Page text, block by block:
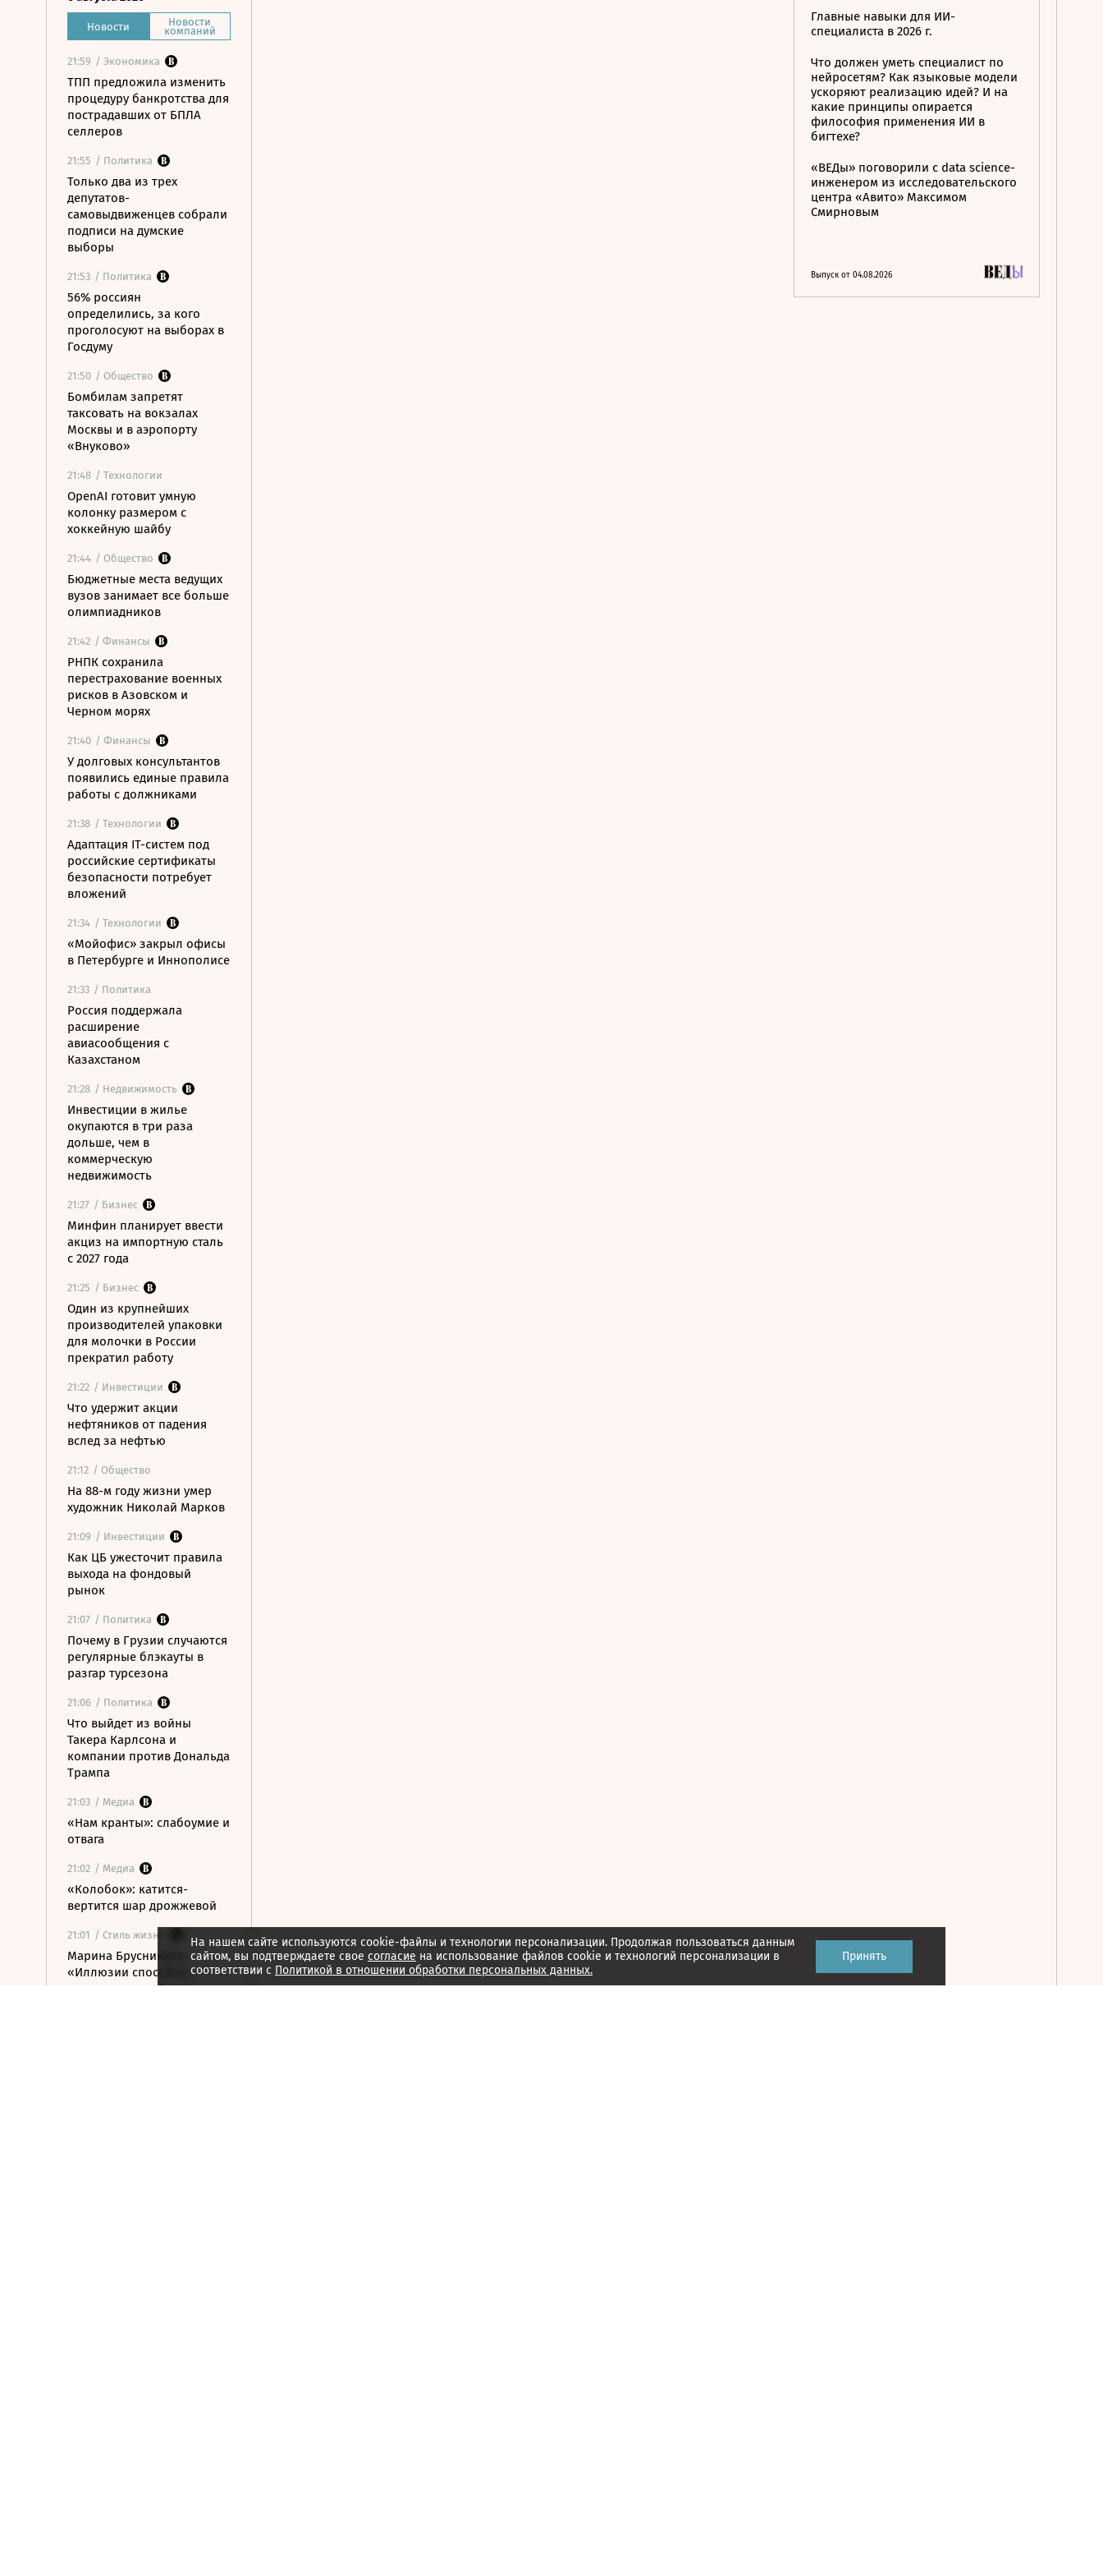
Новости Новости
компаний
21:59 / Экономика
ТПП предложила изменить
процедуру банкротства для
пострадавших от БПЛА
селлеров
21:55 / Политика
Только два из трех
депутатов-
самовыдвиженцев собрали
подписи на думские
выборы
21:53 / Политика
56% россиян
определились, за кого
проголосуют на выборах в
Госдуму
21:50 / Общество
Бомбилам запретят
таксовать на вокзалах
Москвы и в аэропорту
«Внуково»
21:48 / Технологии
OpenAI готовит умную
колонку размером с
хоккейную шайбу
21:44 / Общество
Бюджетные места ведущих
вузов занимает все больше
олимпиадников
21:42 / Финансы
РНПК сохранила
перестрахование военных
рисков в Азовском и
Черном морях
21:40 / Финансы
У долговых консультантов
появились единые правила
работы с должниками
21:38 / Технологии
Адаптация IT-систем под
российские сертификаты
безопасности потребует
вложений
21:34 / Технологии
«Мойофис» закрыл офисы
в Петербурге и Иннополисе
21:33 / Политика
Россия поддержала
расширение
авиасообщения с
Казахстаном
21:28 / Недвижимость
Инвестиции в жилье
окупаются в три раза
дольше, чем в
коммерческую
недвижимость
21:27 / Бизнес
Минфин планирует ввести
акциз на импортную сталь
с 2027 года
21:25 / Бизнес
Один из крупнейших
производителей упаковки
для молочки в России
прекратил работу
21:22 / Инвестиции
Что удержит акции
нефтяников от падения
вслед за нефтью
21:12 / Общество
На 88-м году жизни умер
художник Николай Марков
21:09 / Инвестиции
Как ЦБ ужесточит правила
выхода на фондовый
рынок
21:07 / Политика
Почему в Грузии случаются
регулярные блэкауты в
разгар турсезона
21:06 / Политика
Что выйдет из войны
Такера Карлсона и
компании против Дональда
Трампа
21:03 / Медиа
«Нам кранты»: слабоумие и
отвага
21:02 / Медиа
«Колобок»: катится-
вертится шар дрожжевой
21:01 / Стиль жизни
Марина Брусникина:
«Иллюзии способны
влиять на людей»
Главные навыки для ИИ-
специалиста в 2026 г.
Что должен уметь специалист по
нейросетям? Как языковые модели
ускоряют реализацию идей? И на
какие принципы опирается
философия применения ИИ в
бигтехе?
«ВЕДы» поговорили с data science-
инженером из исследовательского
центра «Авито» Максимом
Смирновым
Выпуск от 04.08.2026
На нашем сайте используются cookie-файлы и технологии персонализации. Продолжая пользоваться данным
сайтом, вы подтверждаете свое согласие на использование файлов cookie и технологий персонализации в
соответствии с Политикой в отношении обработки персональных данных.
Принять